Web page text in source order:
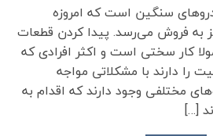
سنگین است که امروزه
به فروش می‌رسد. پیدا کردن قطعات
کار سختی است و اکثر افرادی که
را دارند با مشکلاتی مواجه
مختلفی وجود دارند که اقدام به
[…]